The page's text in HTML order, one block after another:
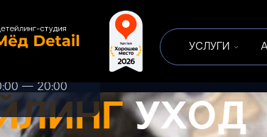
УСЛУГИ
УХОД
33 41
— 20:00